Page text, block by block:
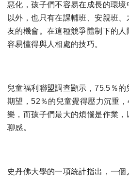
惡化，孩子們不容易在成長的環
以外，也只有在課輔班、安親班
友的機會。在這種競爭體制下的
容易懂得與人相處的技巧。
兒童福利聯盟調查顯示，75.5％
期望，52％的兒童覺得壓力沉重
樂，而孩子們最大的煩惱是作業
聊感。
史丹佛大學的一項統計指出，一